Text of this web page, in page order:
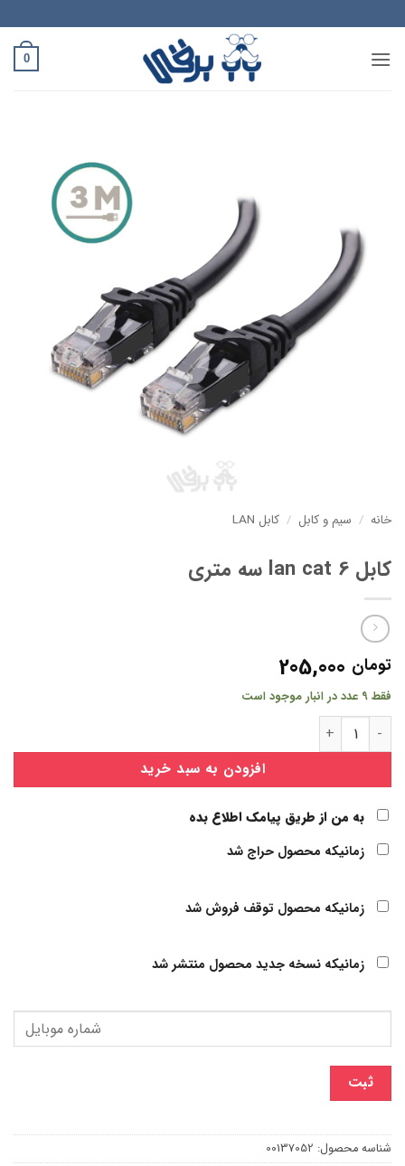
to
content
0
خانه / سیم و کابل / کابل LAN
کابل lan cat 6 سه متری
تومان
فقط 9 عدد در انبار موجود است
افزودن به سبد خرید
به من از طریق پیامک اطلاع بده
زمانیکه محصول حراج شد
زمانیکه محصول توقف فروش شد
زمانیکه نسخه جدید محصول منتشر شد
ثبت
شناسه محصول: 00137052